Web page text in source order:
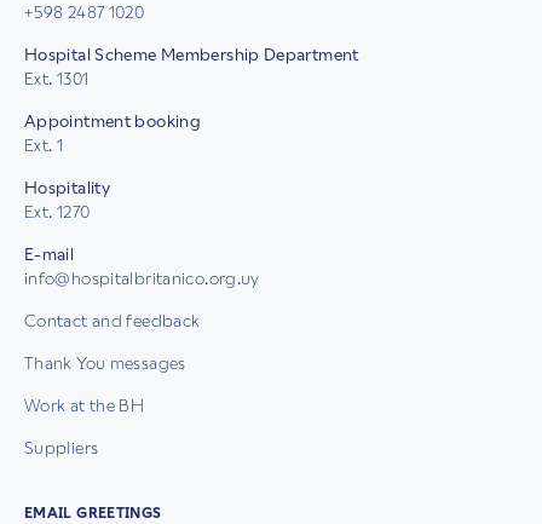
+598 2487 1020
Hospital Scheme Membership Department
Ext. 1301
Appointment booking
Ext. 1
Hospitality
Ext. 1270
E-mail
info@hospitalbritanico.org.uy
Contact and feedback
Thank You messages
Work at the BH
Suppliers
EMAIL GREETINGS